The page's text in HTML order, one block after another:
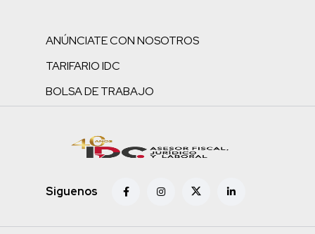
ANÚNCIATE CON NOSOTROS
TARIFARIO IDC
BOLSA DE TRABAJO
Siguenos